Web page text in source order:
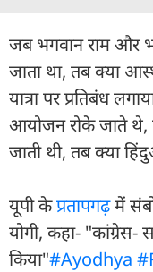
जब भगवान राम और
जाता था, तब क्या
यात्रा पर प्रतिबंध
आयोजन रोके जाते थे,
जाती थी, तब क्या
यूपी केप्रतापगढ़में
योगी, कहा- "कांग्रेस-
किया"#Ayodhya